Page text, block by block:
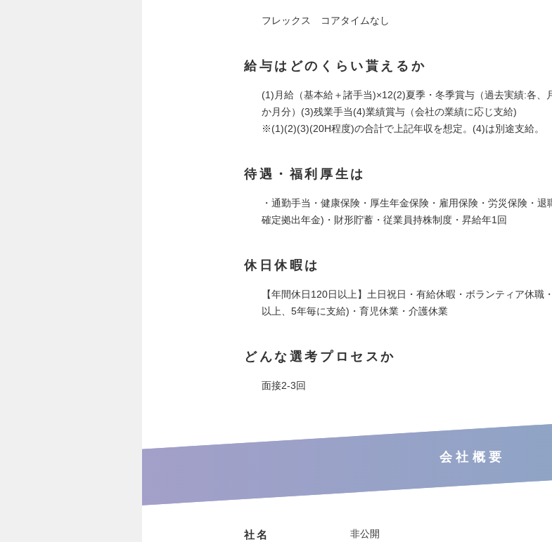
フレックス コアタイムなし
給与はどのくらい貰えるか
(1)月給（基本給＋諸手当)×12(2)夏季・冬季賞与（過去実績:各、
か月分）(3)残業手当(4)業績賞与（会社の業績に応じ支給)
※(1)(2)(3)(20H程度)の合計で上記年収を想定。(4)は別途支給。
待遇・福利厚生は
・通勤手当・健康保険・厚生年金保険・雇用保険・労災保険・
確定拠出年金)・財形貯蓄・従業員持株制度・昇給年1回
休日休暇は
【年間休日120日以上】土日祝日・有給休暇・ボランティア休職
以上、5年毎に支給)・育児休業・介護休業
どんな選考プロセスか
面接2-3回
会社概要
社名 非公開